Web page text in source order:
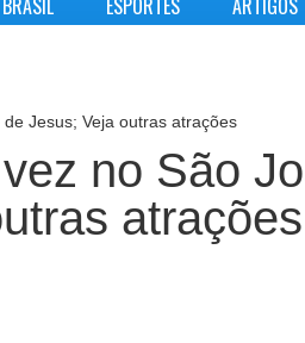
BRASIL ESPORTES ARTIGOS
Jesus; Veja outras atrações
no São
atrações